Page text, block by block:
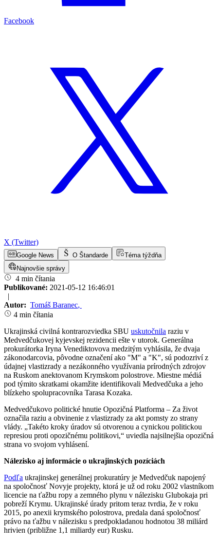
Facebook
X (Twitter)
Google News O Štandarde
Téma týždňa
Najnovšie správy
4 min čítania
Publikované: 2021-05-12 16:46:01
|
Autor: Tomáš Baranec,
4 min čítania
Ukrajinská civilná kontrarozviedka SBU uskutočnila raziu v
Medvedčukovej kyjevskej rezidencii ešte v utorok. Generálna
prokurátorka Iryna Venediktovova medzitým vyhlásila, že dvaja
zákonodarcovia, pôvodne označení ako "M" a "K", sú podozriví z
údajnej vlastizrady a nezákonného využívania prírodných zdrojov
na Ruskom anektovanom Krymskom polostrove. Miestne médiá
pod týmito skratkami okamžite identifikovali Medvedčuka a jeho
blízkeho spolupracovníka Tarasa Kozaka.
Medvedčukovo politické hnutie Opozičná Platforma – Za život
označila raziu a obvinenie z vlastizrady za akt pomsty zo strany
vlády. „Takéto kroky úradov sú otvorenou a cynickou politickou
represiou proti opozičnému politikovi,“ uviedla najsilnejšia opozičná
strana vo svojom vyhlásení.
Nálezisko aj informácie o ukrajinských pozíciách
Podľa ukrajinskej generálnej prokuratúry je Medvedčuk napojený
na spoločnosť Novyje projekty, ktorá je už od roku 2002 vlastníkom
licencie na ťažbu ropy a zemného plynu v nálezisku Glubokaja pri
pobreží Krymu. Ukrajinské úrady pritom teraz tvrdia, že v roku
2015, po anexii krymského polostrova, predala daná spoločnosť
právo na ťažbu v nálezisku s predpokladanou hodnotou 38 miliárd
hrivien (približne 1,1 miliardy eur) Rusku.